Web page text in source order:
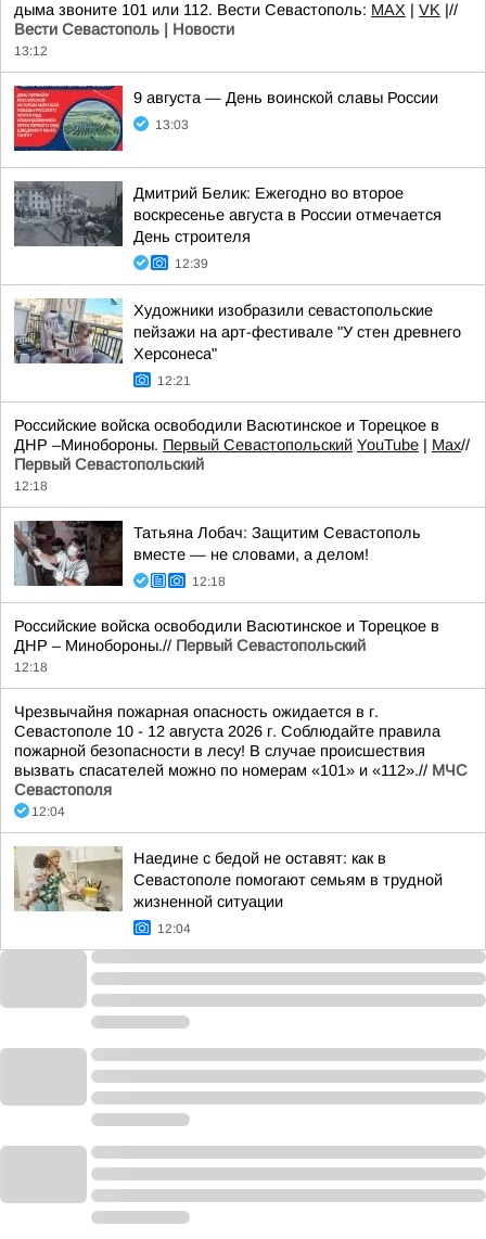
дыма звоните 101 или 112. Вести Севастополь: MAX | VK |//
Вести Севастополь | Новости
13:12
9 августа — День воинской славы России
13:03
Дмитрий Белик: Ежегодно во второе
воскресенье августа в России отмечается
День строителя
12:39
Художники изобразили севастопольские
пейзажи на арт-фестивале "У стен древнего
Херсонеса"
12:21
Российские войска освободили Васютинское и Торецкое в
ДНР –Минобороны. Первый Севастопольский YouTube | Max//
Первый Севастопольский
12:18
Татьяна Лобач: Защитим Севастополь
вместе — не словами, а делом!
12:18
Российские войска освободили Васютинское и Торецкое в
ДНР – Минобороны.// Первый Севастопольский
12:18
Чрезвычайня пожарная опасность ожидается в г.
Севастополе 10 - 12 августа 2026 г. Соблюдайте правила
пожарной безопасности в лесу! В случае происшествия
вызвать спасателей можно по номерам «101» и «112».// МЧС
Севастополя
12:04
Наедине с бедой не оставят: как в
Севастополе помогают семьям в трудной
жизненной ситуации
12:04